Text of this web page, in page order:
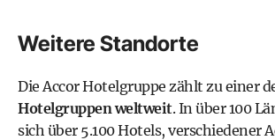
Weitere Standorte
Die Accor Hotelgruppe zählt zu einer
Hotelgruppen weltweit. In über 100
sich über 5.100 Hotels, verschiedener